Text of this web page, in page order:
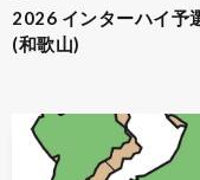
2026 インターハイ予
(和歌山)